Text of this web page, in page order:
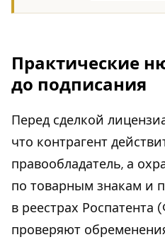
Практические
до подписания
Перед сделкой
что контрагент
правообладатель, а
по товарным знакам и
в реестрах Роспатента
проверяют